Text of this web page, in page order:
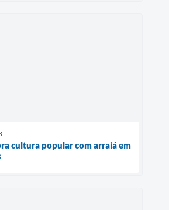
cultura popular com arraiá em